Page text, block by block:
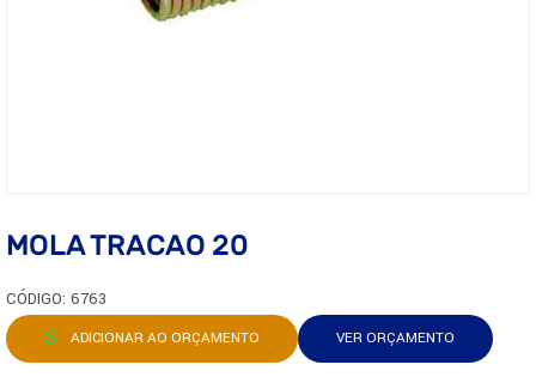
MOLA TRACAO 20
CÓDIGO: 6763
ADICIONAR AO ORÇAMENTO VER ORÇAMENTO